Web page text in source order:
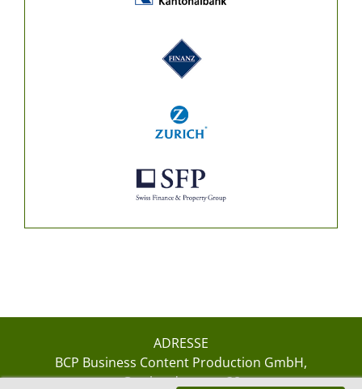
ADRESSE
BCP Business Content Production GmbH
Gotthardstrasse 38